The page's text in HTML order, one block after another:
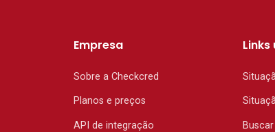
Empresa
Sobre a Checkcred
Planos e preços
API de integração
Links
Buscar